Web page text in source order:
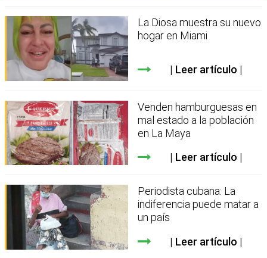
La Diosa muestra su nuevo
hogar en Miami
Leer artículo
Venden hamburguesas en
mal estado a la población
en La Maya
Leer artículo
Periodista cubana: La
indiferencia puede matar a
un país
Leer artículo